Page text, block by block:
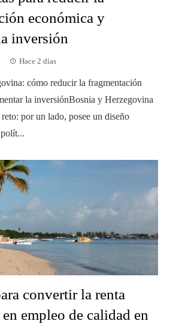
económica y
inversión
Hace 2 días
cómo reducir la fragmentación
la inversiónBosnia y Herzegovina
por un lado, posee un diseño
convertir la renta
empleo de calidad en